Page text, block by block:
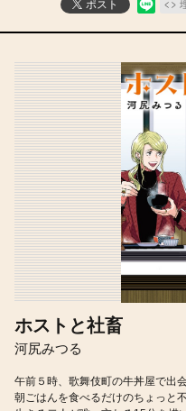
ポスト
ホストと社畜
河尻みつる
午前５時、歌舞伎町の牛丼屋で出
朝ごはんを食べるだけのちょっ